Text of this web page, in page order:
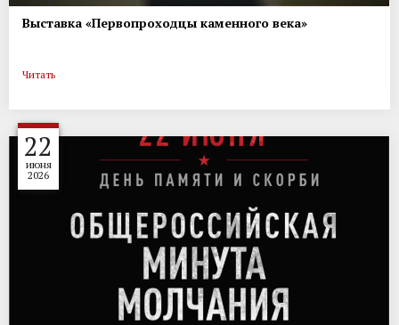
Выставка «Первопроходцы каменного века»
Читать
22
июня
2026